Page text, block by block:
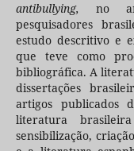
antibullying, no
pesquisadores
estudo descritivo e
que teve como
bibliográfica. A
dissertações
artigos publicados
literatura
sensibilização,